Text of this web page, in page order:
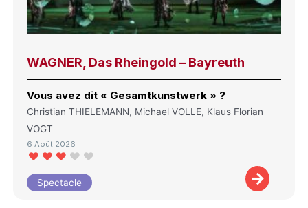
WAGNER, Das Rheingold – Bayreuth
Vous avez dit « Gesamtkunstwerk » ?
Christian THIELEMANN, Michael VOLLE, Klaus Florian
VOGT
6 Août 2026
Spectacle